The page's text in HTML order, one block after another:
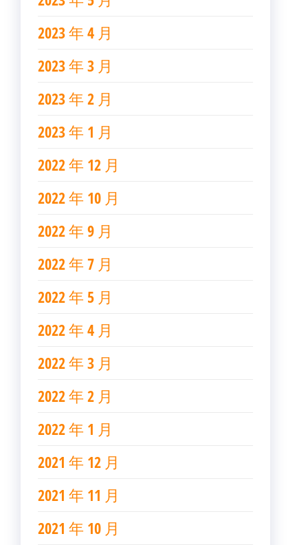
2023 年 4 月
2023 年 3 月
2023 年 2 月
2023 年 1 月
2022 年 12 月
2022 年 10 月
2022 年 9 月
2022 年 7 月
2022 年 5 月
2022 年 4 月
2022 年 3 月
2022 年 2 月
2022 年 1 月
2021 年 12 月
2021 年 11 月
2021 年 10 月